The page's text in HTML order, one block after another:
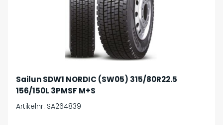
Sailun SDW1 NORDIC (SW05) 315/80R22.5
156/150L 3PMSF M+S
Artikelnr. SA264839